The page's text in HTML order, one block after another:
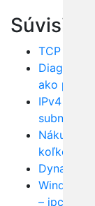
TCP vs
ako profi
IPv4
subnetom
Nákup
koľko?
Windows
– ipconfig,